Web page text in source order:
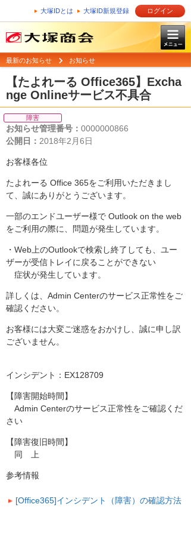
大塚IDとは 大塚ID新規登録 ログイン
最新のお知らせ お知らせ
【たよれーる Office365】Excha
nge Onlineサービス不具合
障害
お知らせ管理番号： 0000000866
公開日： 2018年2月6日
お客様各位
たよれーる Office 365をご利用いただきまし
て、誠にありがとうございます。
一部のエンドユーザー様で Outlook on the web
をご利用の際に、問題が発生しています。
・Web上のOutlookで検索し終了しても、ユー
ザーが受信トレイに戻ることができない
症状が発生しています。
詳しくは、Admin Centerのサービス正常性をご
確認ください。
お客様には大変ご迷惑をおかけし、誠に申し訳
ございません。
インシデント：EX128709
【障害開始時間】
Admin Centerのサービス正常性をご確認くだ
さい
【障害復旧時間】
同 上
参考情報
[Office365]インシデント（障害）の確認方法